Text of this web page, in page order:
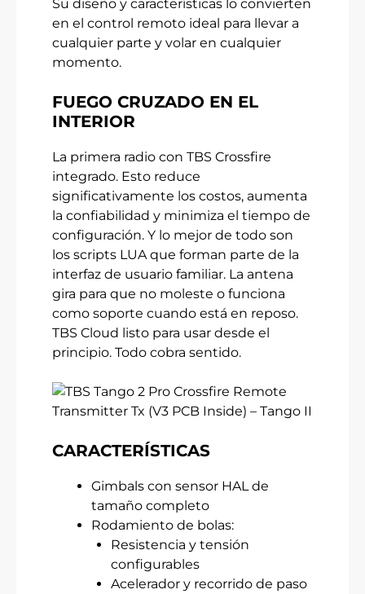
Su diseño y características lo convierten
en el control remoto ideal para llevar a
cualquier parte y volar en cualquier
momento.
FUEGO CRUZADO EN EL
INTERIOR
La primera radio con TBS Crossfire
integrado. Esto reduce
significativamente los costos, aumenta
la confiabilidad y minimiza el tiempo de
configuración. Y lo mejor de todo son
los scripts LUA que forman parte de la
interfaz de usuario familiar. La antena
gira para que no moleste o funciona
como soporte cuando está en reposo.
TBS Cloud listo para usar desde el
principio. Todo cobra sentido.
CARACTERÍSTICAS
Gimbals con sensor HAL de
tamaño completo
Rodamiento de bolas:
Resistencia y tensión
configurables
Acelerador y recorrido de paso